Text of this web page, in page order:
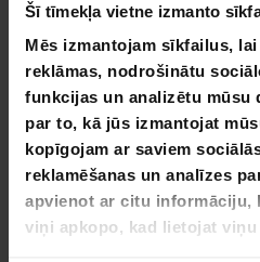
Šī tīmekļa vietne izmanto
Mēs izmantojam sīkfailus,
reklāmas, nodrošinātu
funkcijas un analizētu mūsu
par to, kā jūs izmantojat
kopīgojam ar saviem
reklamēšanas un analīzes
apvienot ar citu informāciju,
viņi apkopo, kad lietojat
29,90 €